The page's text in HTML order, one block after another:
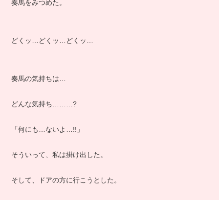
奏馬をみつめた。
どくッ…どくッ…どくッ…
奏馬の気持ちは…
どんな気持ち………?
「何にも…ないよ…!!」
そういって、私は掛け出した。
そして、ドアの方に行こうとした。